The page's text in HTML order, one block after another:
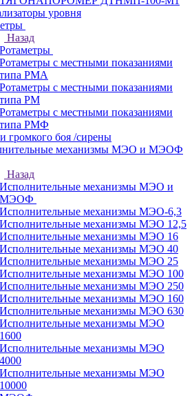
уровня
Назад
Ротаметры
Ротаметры с местными показаниями
типа РМА
Ротаметры с местными показаниями
типа РМ
Ротаметры с местными показаниями
типа РМФ
громкого боя /сирены
механизмы МЭО и МЭОФ
Назад
Исполнительные механизмы МЭО и
МЭОФ
Исполнительные механизмы МЭО-6,3
Исполнительные механизмы МЭО 12,5
Исполнительные механизмы МЭО 16
Исполнительные механизмы МЭО 40
Исполнительные механизмы МЭО 25
Исполнительные механизмы МЭО 100
Исполнительные механизмы МЭО 250
Исполнительные механизмы МЭО 160
Исполнительные механизмы МЭО 630
Исполнительные механизмы МЭО
1600
Исполнительные механизмы МЭО
4000
Исполнительные механизмы МЭО
10000